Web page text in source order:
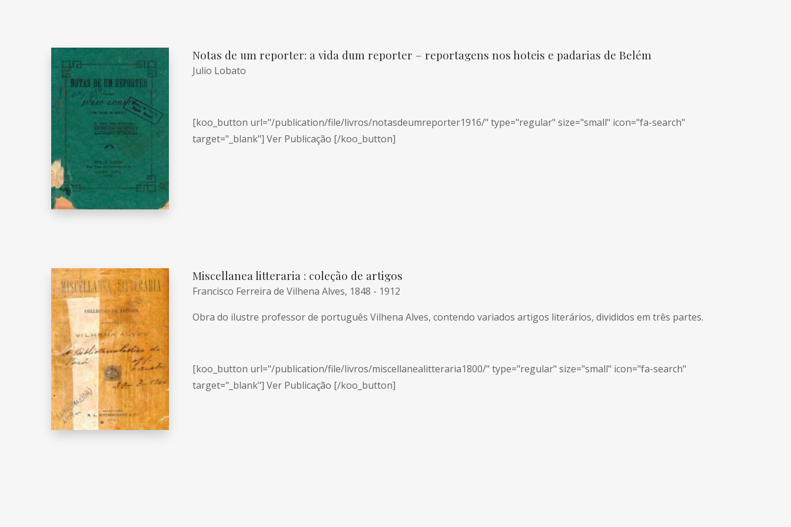
Notas de um reporter: a vida dum reporter – reportagens nos hoteis e padarias de Belém
Julio Lobato
[koo_button url="/publication/file/livros/notasdeumreporter1916/" type="regular" size="small" icon="fa-search"
target="_blank"] Ver Publicação [/koo_button]
Miscellanea litteraria : coleção de artigos
Francisco Ferreira de Vilhena Alves, 1848 - 1912
Obra do ilustre professor de português Vilhena Alves, contendo variados artigos literários, divididos em três partes.
[koo_button url="/publication/file/livros/miscellanealitteraria1800/" type="regular" size="small" icon="fa-search"
target="_blank"] Ver Publicação [/koo_button]